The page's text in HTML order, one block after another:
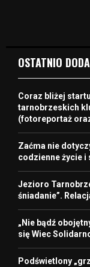
OSTATNIO
Coraz bliżej
tarnobrzeskich
(fotoreportaż
Zaćma nie
codzienne życie i
Jezioro
śniadanie”.
„Nie bądź
się Wiec
Podświetlony